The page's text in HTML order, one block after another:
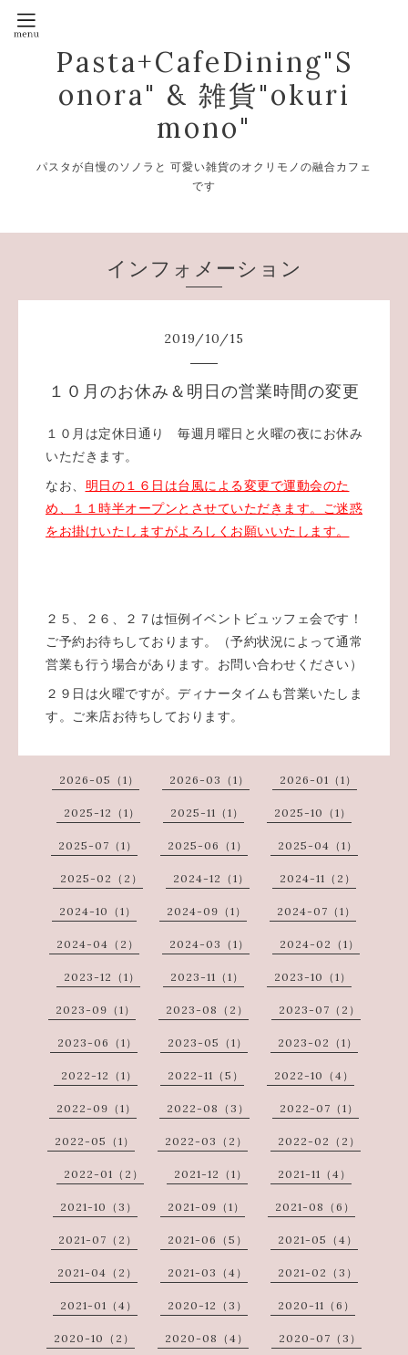
Pasta+CafeDining"S
onora" & 雑貨"okuri
mono"
パスタが自慢のソノラと 可愛い雑貨のオクリモノの融合カフェ
です
インフォメーション
2019/10/15
１０月のお休み＆明日の営業時間の変更
１０月は定休日通り 毎週月曜日と火曜の夜にお休み
いただきます。
なお、 明日の１６日は台風による変更で運動会のた
め、１１時半オープンとさせていただきます。ご迷惑
をお掛けいたしますがよろしくお願いいたします。
２５、２６、２７は恒例イベントビュッフェ会です！
ご予約お待ちしております。（予約状況によって通常
営業も行う場合があります。お問い合わせください）
２９日は火曜ですが。ディナータイムも営業いたしま
す。ご来店お待ちしております。
2026-05（1） 2026-03（1） 2026-01（1）
2025-12（1） 2025-11（1） 2025-10（1）
2025-07（1） 2025-06（1） 2025-04（1）
2025-02（2） 2024-12（1） 2024-11（2）
2024-10（1） 2024-09（1） 2024-07（1）
2024-04（2） 2024-03（1） 2024-02（1）
2023-12（1） 2023-11（1） 2023-10（1）
2023-09（1） 2023-08（2） 2023-07（2）
2023-06（1） 2023-05（1） 2023-02（1）
2022-12（1） 2022-11（5） 2022-10（4）
2022-09（1） 2022-08（3） 2022-07（1）
2022-05（1） 2022-03（2） 2022-02（2）
2022-01（2） 2021-12（1） 2021-11（4）
2021-10（3） 2021-09（1） 2021-08（6）
2021-07（2） 2021-06（5） 2021-05（4）
2021-04（2） 2021-03（4） 2021-02（3）
2021-01（4） 2020-12（3） 2020-11（6）
2020-10（2） 2020-08（4） 2020-07（3）